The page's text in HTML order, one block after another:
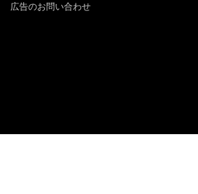
広告のお問い合わせ